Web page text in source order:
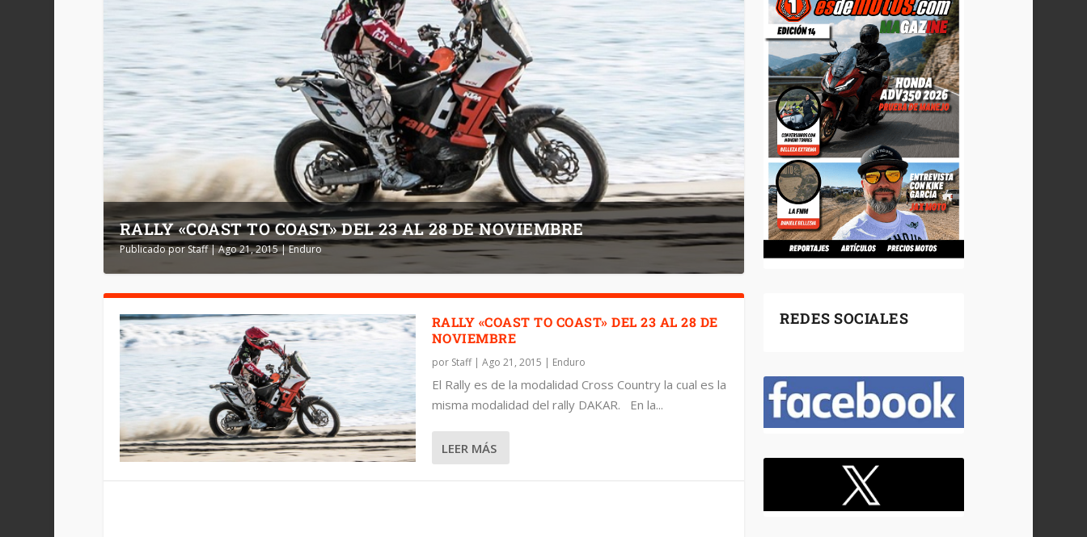
RALLY «COAST TO COAST» DEL 23 AL 28 DE NOVIEMBRE
Publicado porStaff|Ago 21, 2015|Enduro
RALLY «COAST TO COAST» DEL 23 AL 28 DE
NOVIEMBRE
por Staff| Ago 21, 2015 | Enduro
El Rally es de la modalidad Cross Country la cual es la
misma modalidad del rally DAKAR. En la...
LEER MÁS
REDES SOCIALES